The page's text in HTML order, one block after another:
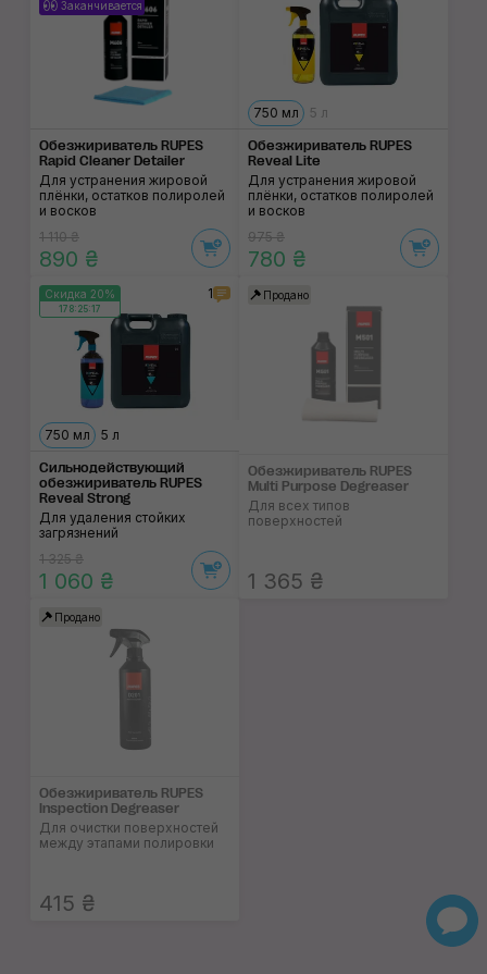
Заканчивается
Обезжириватель RUPES
Rapid Cleaner Detailer
Для устранения жировой
плёнки, остатков полиролей
и восков
1 110 ₴
890 ₴
750 мл 5 л
Обезжириватель RUPES
Reveal Lite
Для устранения жировой
плёнки, остатков полиролей
и восков
975 ₴
780 ₴
Скидка 20%
178:25:17
1
750 мл 5 л
Сильнодействующий
обезжириватель RUPES
Reveal Strong
Для удаления стойких
загрязнений
1 325 ₴
1 060 ₴
Продано
Обезжириватель RUPES
Multi Purpose Degreaser
Для всех типов
поверхностей
1 365 ₴
Продано
Обезжириватель RUPES
Inspection Degreaser
Для очистки поверхностей
между этапами полировки
415 ₴